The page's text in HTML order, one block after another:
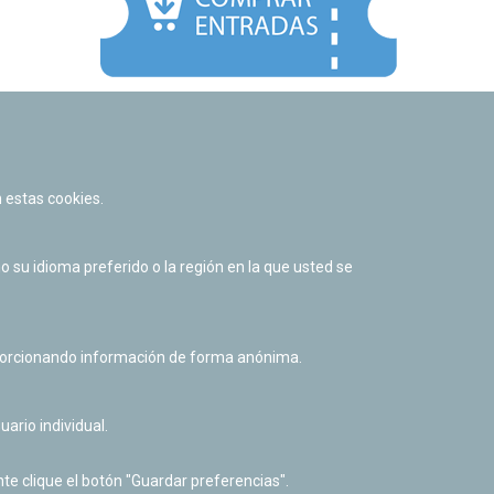
Política de cookies
Derecho de acceso a información pública
cookies.
su idioma preferido o la región en la que usted se
información de forma anónima.
individual.
clique el botón "Guardar preferencias".